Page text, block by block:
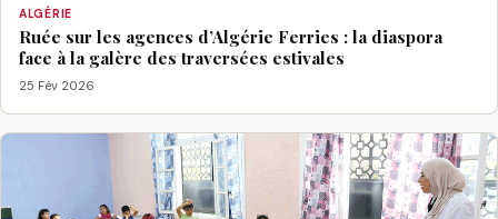
ALGÉRIE
Ruée sur les agences d’Algérie Ferries : la diaspora
face à la galère des traversées estivales
25 Fév 2026